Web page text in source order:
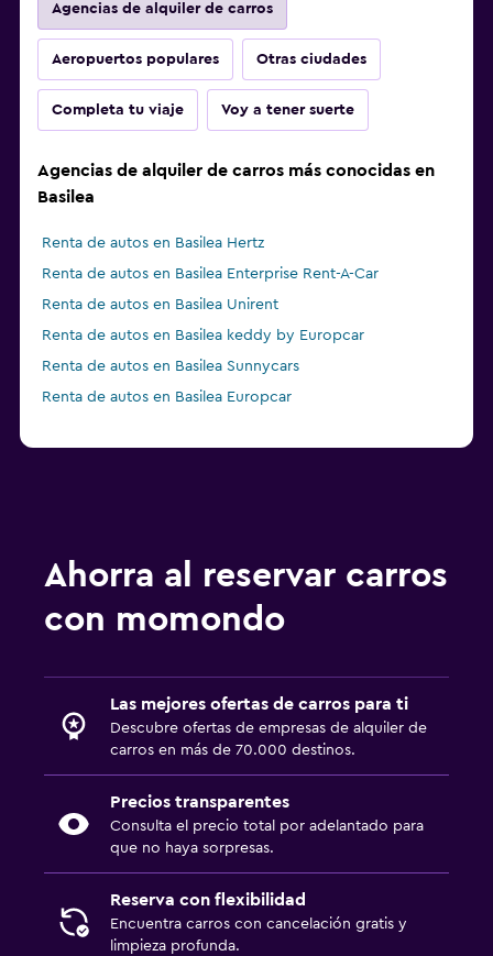
Agencias de alquiler de carros
Aeropuertos populares Otras ciudades
Completa tu viaje Voy a tener suerte
Agencias de alquiler de carros más conocidas en
Basilea
Renta de autos en Basilea Hertz
Renta de autos en Basilea Enterprise Rent-A-Car
Renta de autos en Basilea Unirent
Renta de autos en Basilea keddy by Europcar
Renta de autos en Basilea Sunnycars
Renta de autos en Basilea Europcar
Ahorra al reservar carros
con momondo
Las mejores ofertas de carros para ti
Descubre ofertas de empresas de alquiler de
carros en más de 70.000 destinos.
Precios transparentes
Consulta el precio total por adelantado para
que no haya sorpresas.
Reserva con flexibilidad
Encuentra carros con cancelación gratis y
limpieza profunda.